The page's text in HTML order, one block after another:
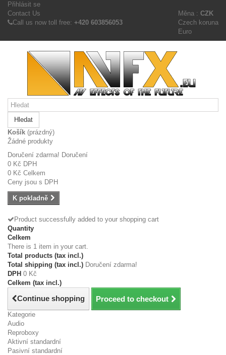
Přihlásit se
Měna : CZK
Czech koruna
Euro
Contact Us
Call us now toll free: +420 603856053
Hledat
Košík (prázdný)
Žádné produkty
Doručení zdarma! Doručení
0 Kč DPH
0 Kč Celkem
Ceny jsou s DPH
K pokladně
Product successfully added to your shopping cart
Quantity
Celkem
There is 1 item in your cart.
Total products (tax incl.)
Total shipping (tax incl.) Doručení zdarma!
DPH 0 Kč
Celkem (tax incl.)
Continue shopping Proceed to checkout
Kategorie
Audio
Reproboxy
Aktivní standardní
Pasivní standardní